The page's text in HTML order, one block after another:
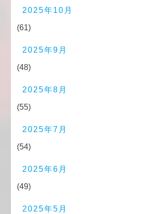
2025年10月
(61)
2025年9月
(48)
2025年8月
(55)
2025年7月
(54)
2025年6月
(49)
2025年5月